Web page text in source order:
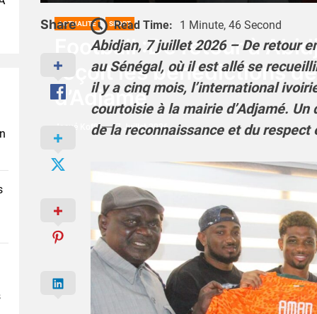
ACTUALITÉ SPORT
Football :De retour à
reçoit les bénédictions
d’Adjamé
Josué Koffi 7 Juillet 2026
Share Read Time: 1 Minute, 46 Second
Abidjan, 7 juillet 2026 – De retour
au Sénégal, où il est allé se
il y a cinq mois, l’international
courtoisie à la mairie d’Adjamé.
de la reconnaissance et du respect